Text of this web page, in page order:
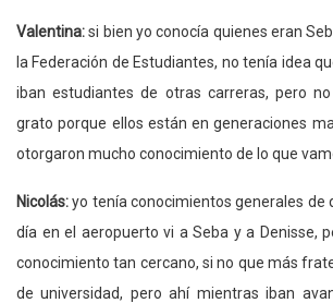
Valentina:si bien yo conocía quienes eran
la Federación de Estudiantes, no tenía idea
iban estudiantes de otras carreras, pero
grato porque ellos están en generaciones
otorgaron mucho conocimiento de lo que
Nicolás:yo tenía conocimientos generales de
día en el aeropuerto vi a Seba y a Denisse,
conocimiento tan cercano, si no que más
de universidad, pero ahí mientras iban